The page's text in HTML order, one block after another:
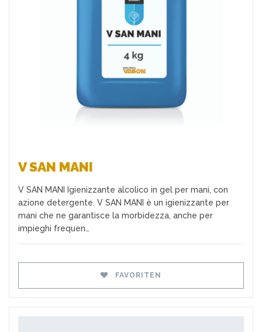
V SAN MANI
V SAN MANI Igienizzante alcolico in gel per mani, con
azione detergente. V SAN MANI è un igienizzante per
mani che ne garantisce la morbidezza, anche per
impieghi frequen…
FAVORITEN